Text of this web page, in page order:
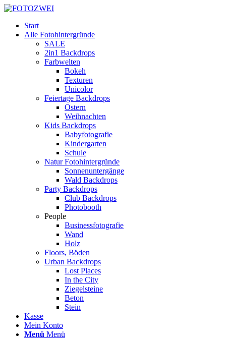
Start
Alle Fotohintergründe
SALE
2in1 Backdrops
Farbwelten
Bokeh
Texturen
Unicolor
Feiertage Backdrops
Ostern
Weihnachten
Kids Backdrops
Babyfotografie
Kindergarten
Schule
Natur Fotohintergründe
Sonnenuntergänge
Wald Backdrops
Party Backdrops
Club Backdrops
Photobooth
People
Businessfotografie
Wand
Holz
Floors, Böden
Urban Backdrops
Lost Places
In the City
Ziegelsteine
Beton
Stein
Kasse
Mein Konto
Menü Menü